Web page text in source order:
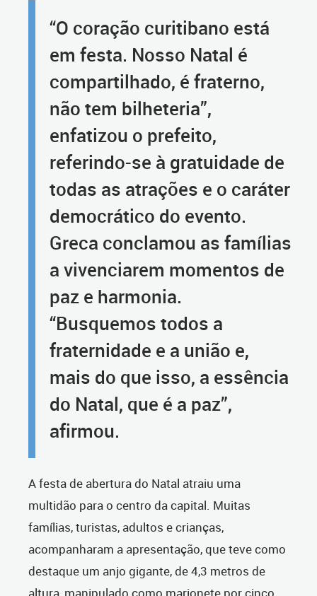
“O coração curitibano está
em festa. Nosso Natal é
compartilhado, é fraterno,
não tem bilheteria”,
enfatizou o prefeito,
referindo-se à gratuidade de
todas as atrações e o caráter
democrático do evento.
Greca conclamou as famílias
a vivenciarem momentos de
paz e harmonia.
“Busquemos todos a
fraternidade e a união e,
mais do que isso, a essência
do Natal, que é a paz”,
afirmou.
A festa de abertura do Natal atraiu uma
multidão para o centro da capital. Muitas
famílias, turistas, adultos e crianças,
acompanharam a apresentação, que teve como
destaque um anjo gigante, de 4,3 metros de